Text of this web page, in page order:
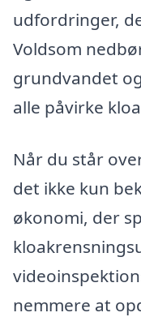
udfordringer,
Voldsom
grundvandet
alle påvirke
Når du står
det ikke kun
økonomi, der
nemmere at